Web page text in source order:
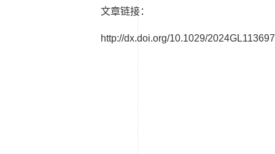
文章链接：
http://dx.doi.org/10.1029/2024GL113697